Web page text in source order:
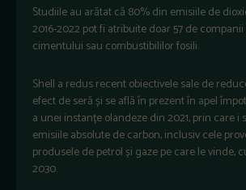
Studiile au arătat că 80% din emisiile de
2016-2022 pot fi atribuite doar 57 de
cimentului sau combustibililor fosili.
Shell a redus recent obiectivele sale de
efect de seră și se află în prezent în apel
a unei instanțe olandeze din 2021, prin care i
emisiile absolute de carbon, inclusiv cele
produsele de petrol și gaze pe care le vinde,
2030.